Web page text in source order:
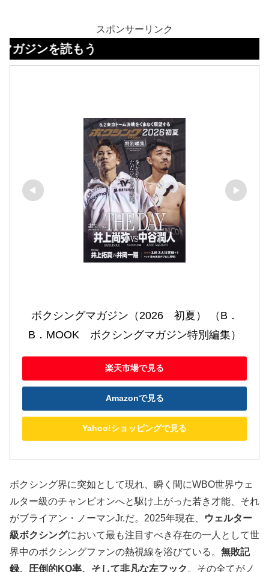
スポンサーリンク
もう
ボクシングマガジン（2026　初夏） （B．
B．MOOK　ボクシングマガジン特別編集）
楽天市場で見る
Amazonで見る
Yahoo!ショッピングで見る
ボクシング界に突如として現れ、瞬く間にWBO世界ウェ
ルター級のチャンピオンへと駆け上がった若き才能、それ
がブライアン・ノーマンJr.だ。2025年現在、
ウェルター
級ボクシングにおいて最も注目すべき存在の一人として世
界中のボクシングファンの熱視線を浴びている。 無敗記
録、圧倒的KO率、そして非凡な左フック。その全てがノ